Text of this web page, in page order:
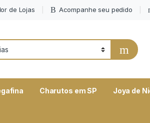
de Lojas Acompanhe seu pedido
Charutos em SP Joya de